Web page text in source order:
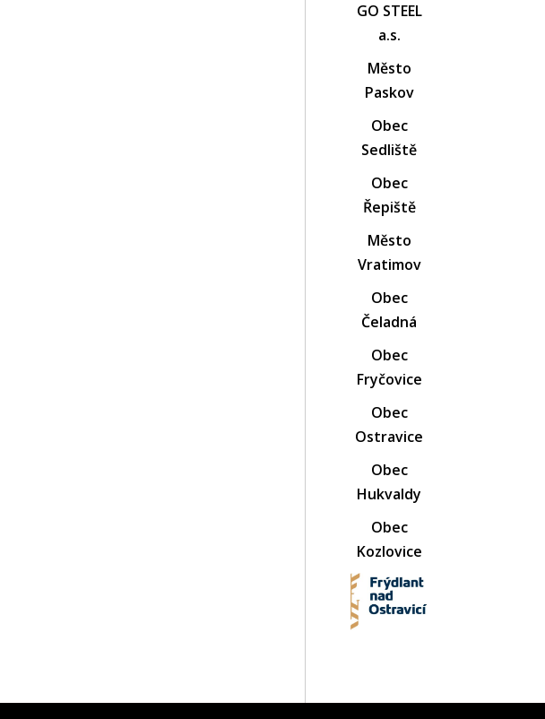
GO STEEL
a.s.
Město
Paskov
Obec
Sedliště
Obec
Řepiště
Město
Vratimov
Obec
Čeladná
Obec
Fryčovice
Obec
Ostravice
Obec
Hukvaldy
Obec
Kozlovice